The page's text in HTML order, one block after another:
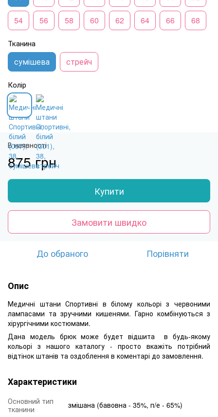
54 56 58 60 62 64 66 68
Тканина
сумішева стрейч
Колір
В наявності
875 грн
Купити
Замовити швидко
До обраного Порівняти
Опис
Медичні штани Спортивні в білому кольорі з червоними
лампасами та зручними кишенями. Гарно комбінуються з
хірургічними костюмами.
Дана модель брюк може будет відшита в будь-якому
кольорі з нашого каталогу - просто вкажіть потрібний
відтінок штанів та оздоблення в коментарі до замовлення.
Характеристики
Основний тип
тканини
змішана (бавовна - 35%, п/е - 65%)